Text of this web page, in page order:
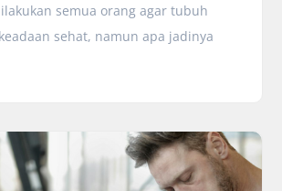
semua orang agar tubuh
sehat, namun apa jadinya